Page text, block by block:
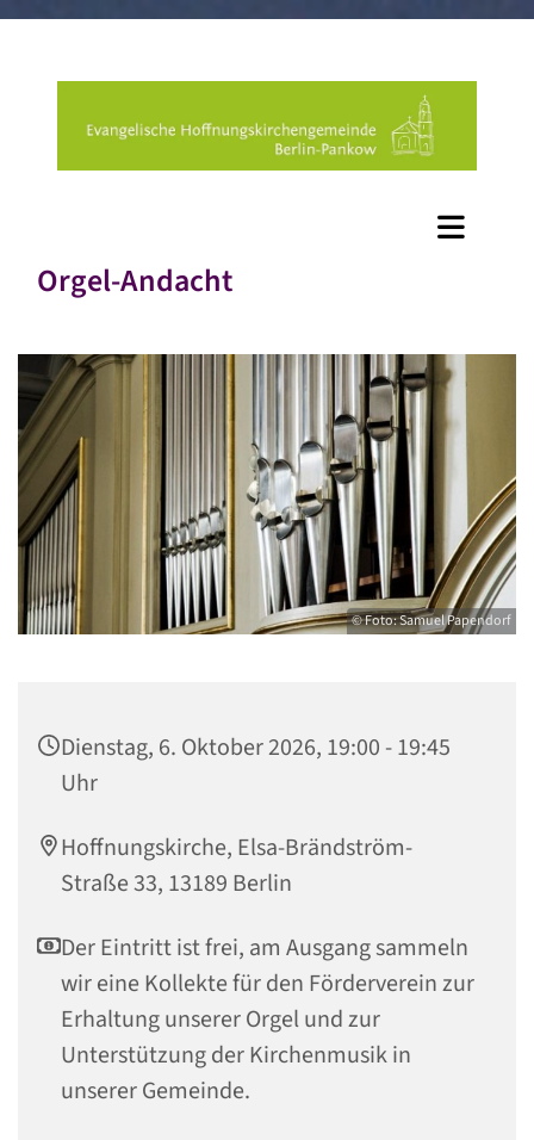
Orgel-Andacht
© Foto: Samuel Papendorf
Dienstag, 6. Oktober 2026, 19:00 - 19:45
Uhr
Hoffnungskirche, Elsa-Brändström-
Straße 33, 13189 Berlin
Der Eintritt ist frei, am Ausgang sammeln
wir eine Kollekte für den Förderverein zur
Erhaltung unserer Orgel und zur
Unterstützung der Kirchenmusik in
unserer Gemeinde.